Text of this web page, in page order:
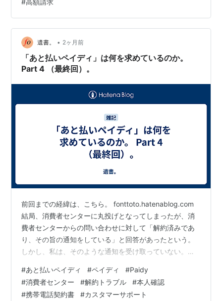
う思うはずだ。 「早く何とかしなければ」 特にスズメバ
チだった場合、家族や近所の人への被害も心配になる。
私も焦ってスマホで検索し、上位に表示された駆除業者
へ連絡した。 しかし今振り返ると、その「焦り」が一番
危険だったと思う。 困った時に相談…
#高額請求
遺書。 • 2ヶ月前
「あと払いペイディ」は何を求めているのか。
Part 4 （最終回）。
前回までの経緯は、こちら。 fonttoto.hatenablog.com
結局、消費者センターに丸投げとなってしまったが、消
費者センターからの問い合わせに対して「解約済みであ
り、その旨の通知をしている」と回答があったという。
しかし、私は、そのような通知を受け取っていない。確
の仕様上、２度は送信できない」とのこと。 ちなみに通
知をした日付は「言えない」だそうだ。「解約済みであ
り、その旨の通知をしている」のに「解約できないから
#あと払いペイディ #ペイディ #Paidy
#消費者センター #解約トラブル #本人確認
#携帯電話契約書 #カスタマーサポート